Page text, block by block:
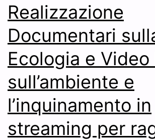
Realizzazione
Documentari
Ecologia e Video
sull’ambiente e
l’inquinamento in
streaming per